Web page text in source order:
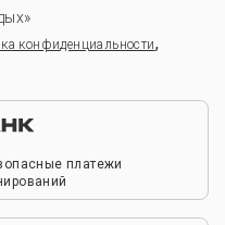
конфиденциальности,
платежи